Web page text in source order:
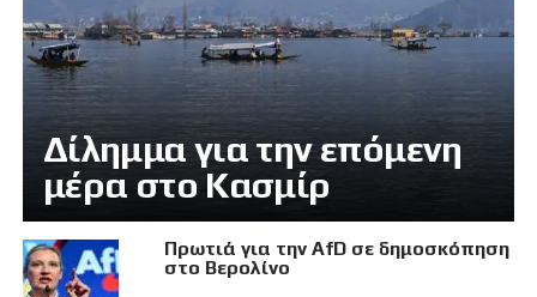
Δίλημμα για την επόμενη
μέρα στο Κασμίρ
Πρωτιά για την AfD σε δημοσκόπηση
στο Βερολίνο